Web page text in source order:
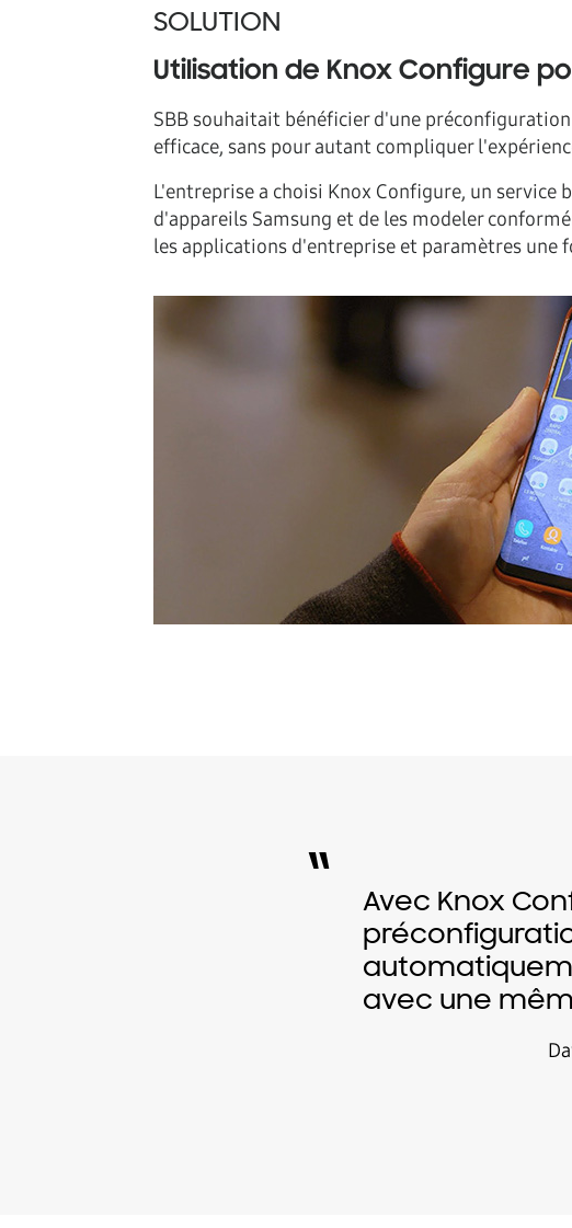
SOLUTION
Utilisation de Knox Configure
SBB souhaitait bénéficier d'une
efficace, sans pour autant compliquer
L'entreprise a choisi Knox Configure, un
d'appareils Samsung et de les modeler
les applications d'entreprise et paramètres une
“
Avec Knox
avec une